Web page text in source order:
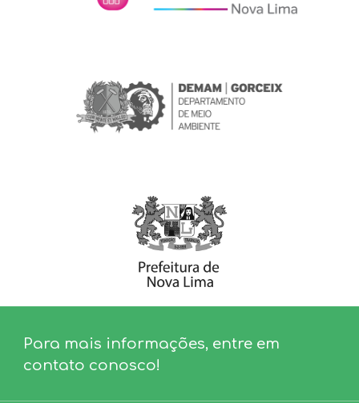
Para mais informações, entre em
contato conosco!